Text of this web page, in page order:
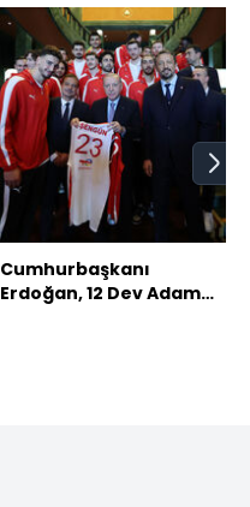
Cumhurbaşkanı
Erdoğan, 12 Dev Adam'ı